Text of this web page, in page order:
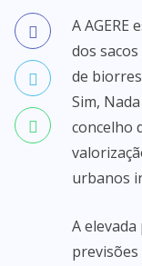
A
dos
de
Sim,
concelho
urbanos
A